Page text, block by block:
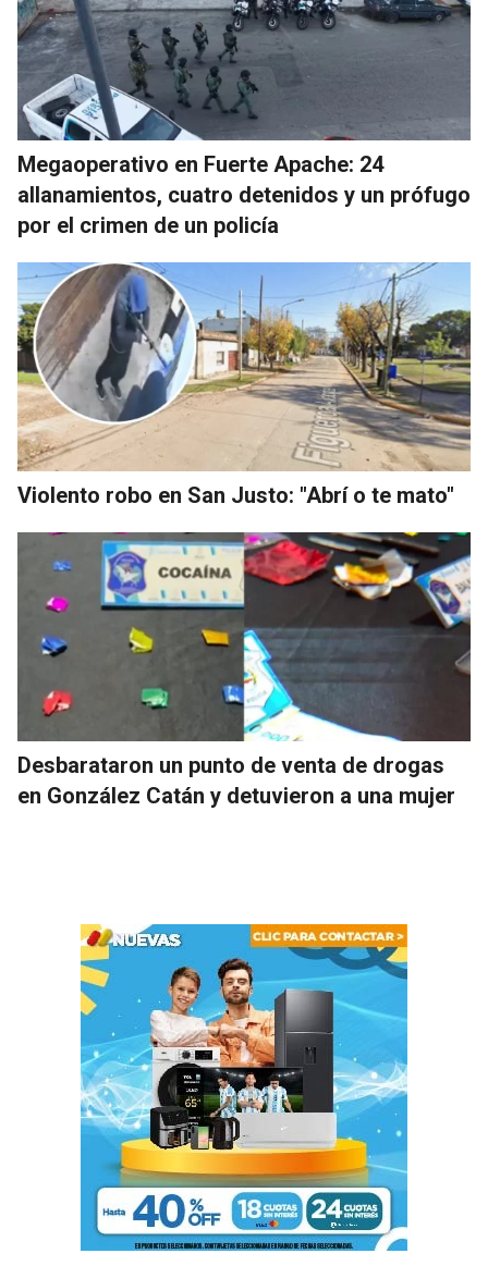
Megaoperativo en Fuerte Apache: 24
allanamientos, cuatro detenidos y un prófugo
por el crimen de un policía
Violento robo en San Justo: "Abrí o te mato"
Desbarataron un punto de venta de drogas
en González Catán y detuvieron a una mujer